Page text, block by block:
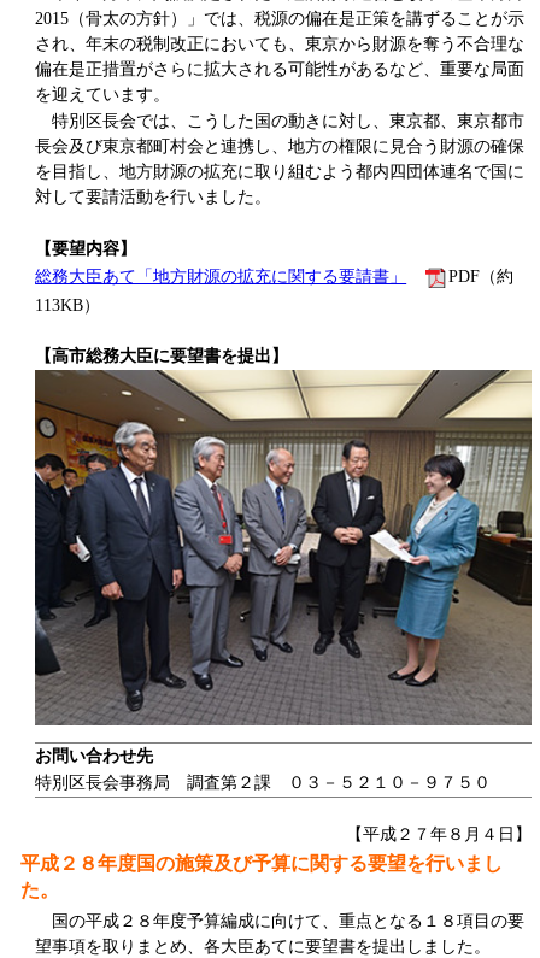
2015（骨太の方針）」では、税源の偏在是正策を講ずることが示
され、年末の税制改正においても、東京から財源を奪う不合理な
偏在是正措置がさらに拡大される可能性があるなど、重要な局面
を迎えています。
特別区長会では、こうした国の動きに対し、東京都、東京都市
長会及び東京都町村会と連携し、地方の権限に見合う財源の確保
を目指し、地方財源の拡充に取り組むよう都内四団体連名で国に
対して要請活動を行いました。
【要望内容】
総務大臣あて「地方財源の拡充に関する要請書」
PDF（約
113KB）
【高市総務大臣に要望書を提出】
お問い合わせ先
特別区長会事務局 調査第２課 ０３－５２１０－９７５０
【平成２７年８月４日】
平成２８年度国の施策及び予算に関する要望を行いまし
た。
国の平成２８年度予算編成に向けて、重点となる１８項目の要
望事項を取りまとめ、各大臣あてに要望書を提出しました。